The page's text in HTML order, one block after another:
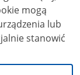
mogą
lub
stanowić